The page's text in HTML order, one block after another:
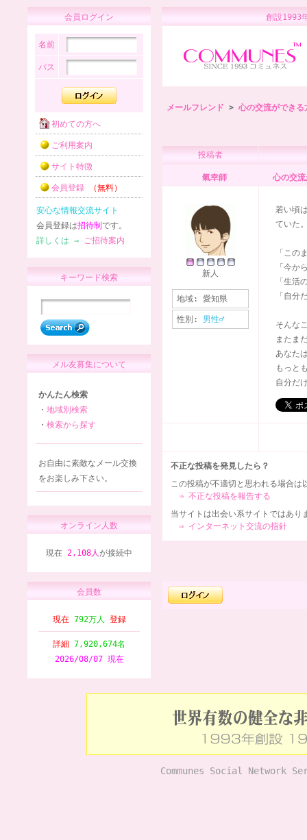
会員ログイン
名前
パス
初めての方へ
ご利用案内
サイト特徴
会員登録 （無料）
安心な情報交流サイト
会員登録は招待制 です。
詳しくは ⇒ ご招待案内
キーワード検索
メル友募集について
かんたん検索
・ 地域別検索
・ 検索から探す
お自由に素敵なメール交換
をお楽しみ下さい。
オンライン人数
現在 2,108人が接続中
会員数
現在 792万人 登録
詳細 7,920,674名
2026/08/07 現在
創設
メールフレンド > 心の交流ができる
投稿者
氣幸師 心の交
新人
地域: 愛知県
性別: 男性♂
若い頃
ていた
「この
「今か
「生活
「自分
そんな
またま
あなた
もっと
自分だ
不正な投稿を発見したら？
この投稿が不適切と思われる場合
⇒ 不正な投稿を報告する
当サイトは出会い系サイトではあ
⇒ インターネット交流の指針
Communes Social Network